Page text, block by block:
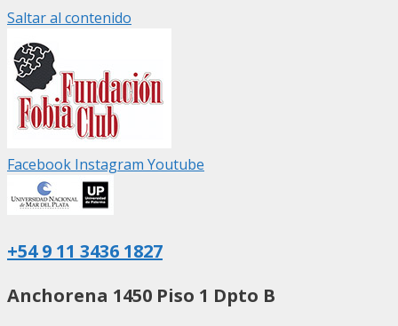
Saltar al contenido
Facebook Instagram Youtube
+54 9 11 3436 1827
Anchorena 1450 Piso 1 Dpto B